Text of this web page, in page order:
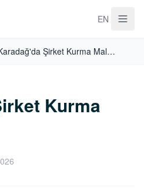
EN
Karadağ'da Şirket Kurma Maliyeti
Kurma